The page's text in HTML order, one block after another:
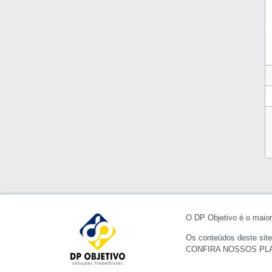
O DP Objetivo é o
Os conteúdos deste
CONFIRA NOSSOS